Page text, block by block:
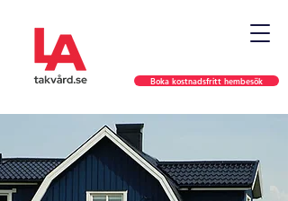
Boka kostnadsfritt hembesök